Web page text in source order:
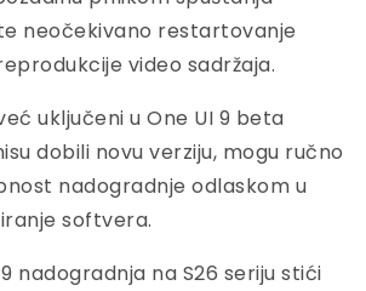
neočekivano restartovanje
video sadržaja.
uključeni u One UI 9 beta
dobili novu verziju, mogu ručno
nadogradnje odlaskom u
softvera.
nadogradnja na S26 seriju stići